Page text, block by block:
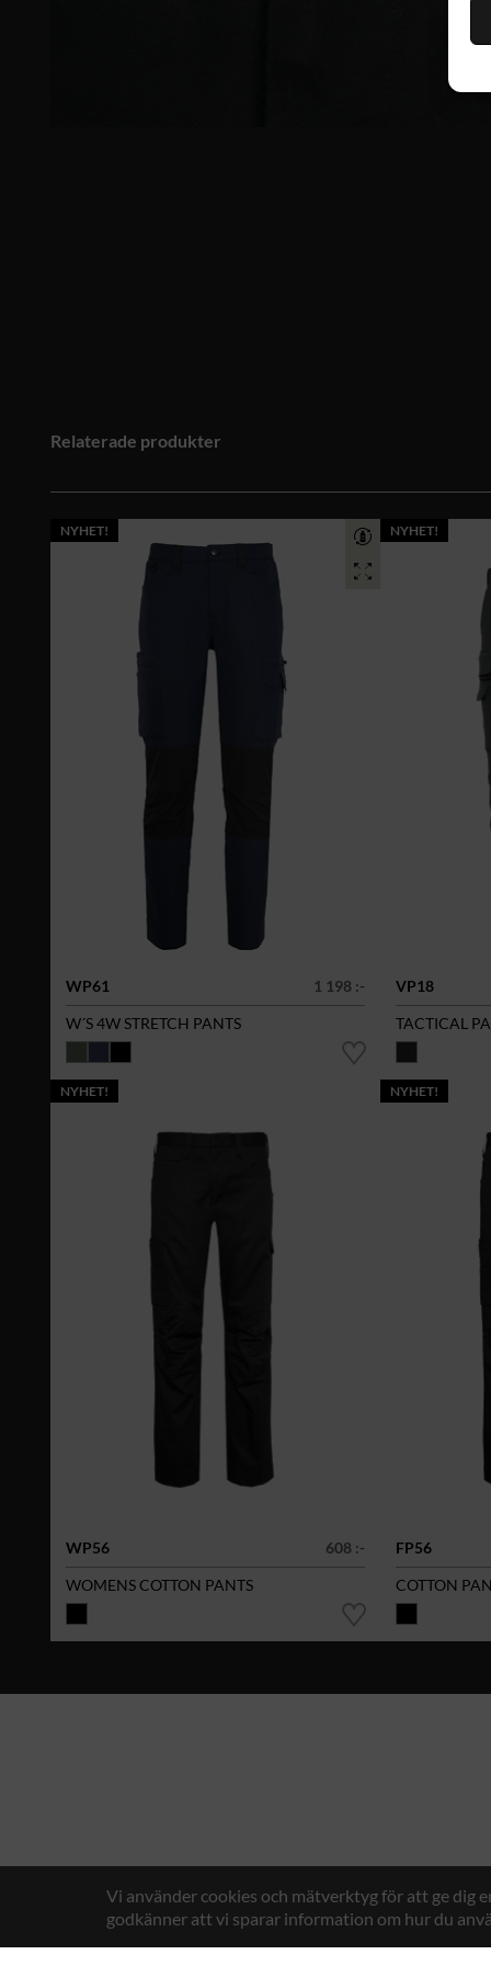
Relaterade produkter
NYHET!
WP61
1 198 :-
W´S 4W STRETCH PANTS
NYHET!
VP18
TACTICAL
NYHET!
WP56
608 :-
WOMENS COTTON PANTS
NYHET!
FP56
COTTON
Vi använder cookies och mätverktyg för att ge dig
godkänner att vi sparar information om hur du